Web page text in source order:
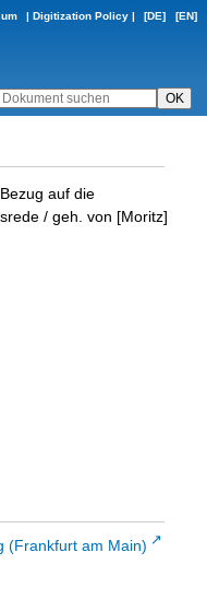
| Digitization Policy | [DE] [EN]
auf die
/ geh. von [Moritz]
(Frankfurt am Main)